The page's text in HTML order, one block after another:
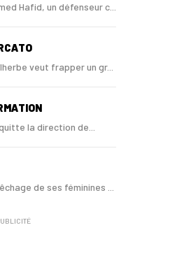
Hafid, un défenseur c...
veut frapper un gr...
la direction de...
de ses féminines ...